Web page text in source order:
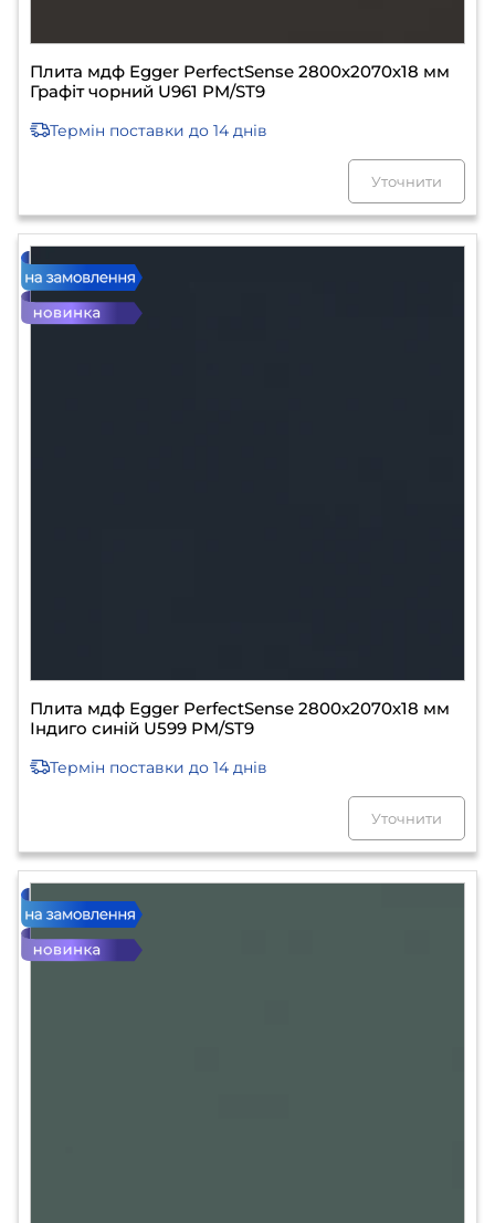
Плита мдф Egger PerfectSense 2800х2070х18 мм
Графіт чорний U961 PM/ST9
Термін поставки до 14 днів
Уточнити
Плита мдф Egger PerfectSense 2800х2070х18 мм
Індиго синій U599 PM/ST9
Термін поставки до 14 днів
Уточнити